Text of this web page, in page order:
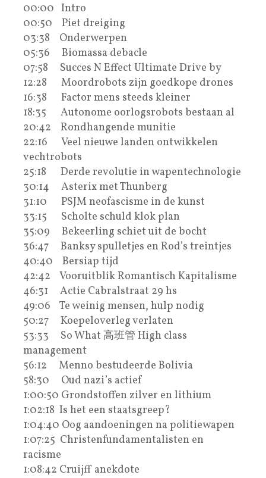
00:00 Intro
00:50 Piet dreiging
03:38 Onderwerpen
05:36 Biomassa debacle
07:58 Succes N Effect Ultimate Drive by
12:28 Moordrobots zijn goedkope drones
16:38 Factor mens steeds kleiner
18:35 Autonome oorlogsrobots bestaan al
20:42 Rondhangende munitie
22:16 Veel nieuwe landen ontwikkelen
vechtrobots
25:18 Derde revolutie in wapentechnologie
30:14 Asterix met Thunberg
31:10 PSJM neofascisme in de kunst
33:15 Scholte schuld klok plan
35:09 Bekeerling schiet uit de bocht
36:47 Banksy spulletjes en Rod’s treintjes
40:40 Bersiap tijd
42:42 Vooruitblik Romantisch Kapitalisme
46:31 Actie Cabralstraat 29 hs
49:06 Te weinig mensen, hulp nodig
50:27 Koepeloverleg verlaten
53:33 So What 高班管 High class
management
56:12 Menno bestudeerde Bolivia
58:30 Oud nazi’s actief
1:00:50 Grondstoffen zilver en lithium
1:02:18 Is het een staatsgreep?
1:04:40 Oog aandoeningen na politiewapen
1:07:25 Christenfundamentalisten en
racisme
1:08:42 Cruijff anekdote